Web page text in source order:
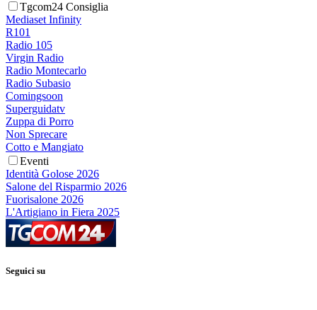
Tgcom24 Consiglia
Mediaset Infinity
R101
Radio 105
Virgin Radio
Radio Montecarlo
Radio Subasio
Comingsoon
Superguidatv
Zuppa di Porro
Non Sprecare
Cotto e Mangiato
Eventi
Identità Golose 2026
Salone del Risparmio 2026
Fuorisalone 2026
L'Artigiano in Fiera 2025
Seguici su